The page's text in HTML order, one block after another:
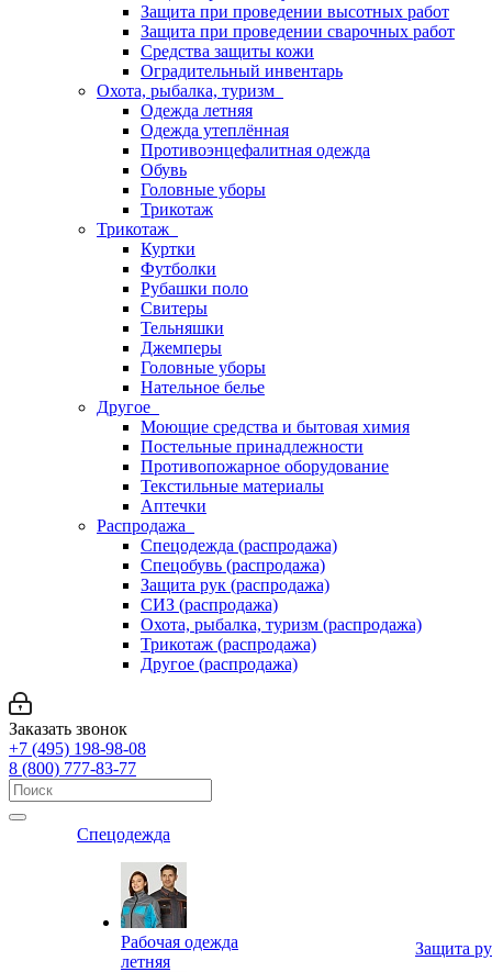
Защита при проведении высотных работ
Защита при проведении сварочных работ
Средства защиты кожи
Оградительный инвентарь
Охота, рыбалка, туризм
Одежда летняя
Одежда утеплённая
Противоэнцефалитная одежда
Обувь
Головные уборы
Трикотаж
Трикотаж
Куртки
Футболки
Рубашки поло
Свитеры
Тельняшки
Джемперы
Головные уборы
Нательное белье
Другое
Моющие средства и бытовая химия
Постельные принадлежности
Противопожарное оборудование
Текстильные материалы
Аптечки
Распродажа
Спецодежда (распродажа)
Спецобувь (распродажа)
Защита рук (распродажа)
СИЗ (распродажа)
Охота, рыбалка, туризм (распродажа)
Трикотаж (распродажа)
Другое (распродажа)
Заказать звонок
+7 (495) 198-98-08
8 (800) 777-83-77
Спецодежда
Рабочая одежда
летняя
Защита